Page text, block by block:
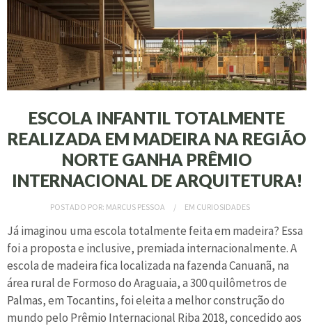
ESCOLA INFANTIL TOTALMENTE
REALIZADA EM MADEIRA NA REGIÃO
NORTE GANHA PRÊMIO
INTERNACIONAL DE ARQUITETURA!
POSTADO POR: MARCUS PESSOA EM CURIOSIDADES
Já imaginou uma escola totalmente feita em madeira? Essa
foi a proposta e inclusive, premiada internacionalmente. A
escola de madeira fica localizada na fazenda Canuanã, na
área rural de Formoso do Araguaia, a 300 quilômetros de
Palmas, em Tocantins, foi eleita a melhor construção do
mundo pelo Prêmio Internacional Riba 2018, concedido aos